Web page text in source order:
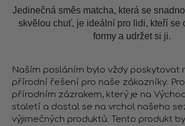
Jedinečná směs matcha, která se
skvělou chuť, je ideální pro lidi, kteří se
formy a udržet si ji.
Naším posláním bylo vždy poskytovat
přírodní řešení pro naše zákazníky.
přírodním zázrakem, který je na
staletí a dostal se na vrchol našeho
výjimečných produktů. Tento produkt